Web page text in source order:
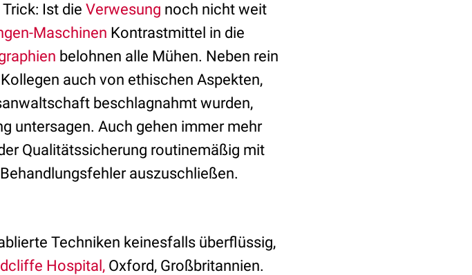
Ist die Verwesung noch nicht weit
Maschinen Kontrastmittel in die
belohnen alle Mühen. Neben rein
auch von ethischen Aspekten,
beschlagnahmt wurden,
untersagen. Auch gehen immer mehr
Qualitätssicherung routinemäßig mit
auszuschließen.
Techniken keinesfalls überflüssig,
Hospital, Oxford, Großbritannien.